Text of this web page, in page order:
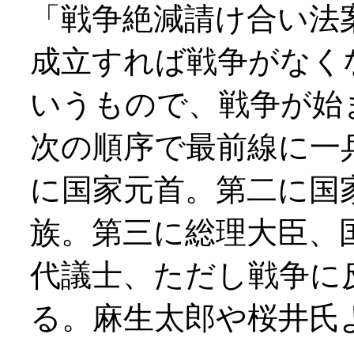
「戦争絶減請け合い
成立すれば戦争がな
いうもので、戦争が
次の順序で最前線に
に国家元首。第二に
族。第三に総理大臣、
代議士、ただし戦争
る。麻生太郎や桜井